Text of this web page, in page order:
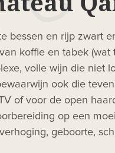
bessen en rijp zwart
koffie en tabek
volle wijn die niet
ook die
of voor de open
op een
geboorte,